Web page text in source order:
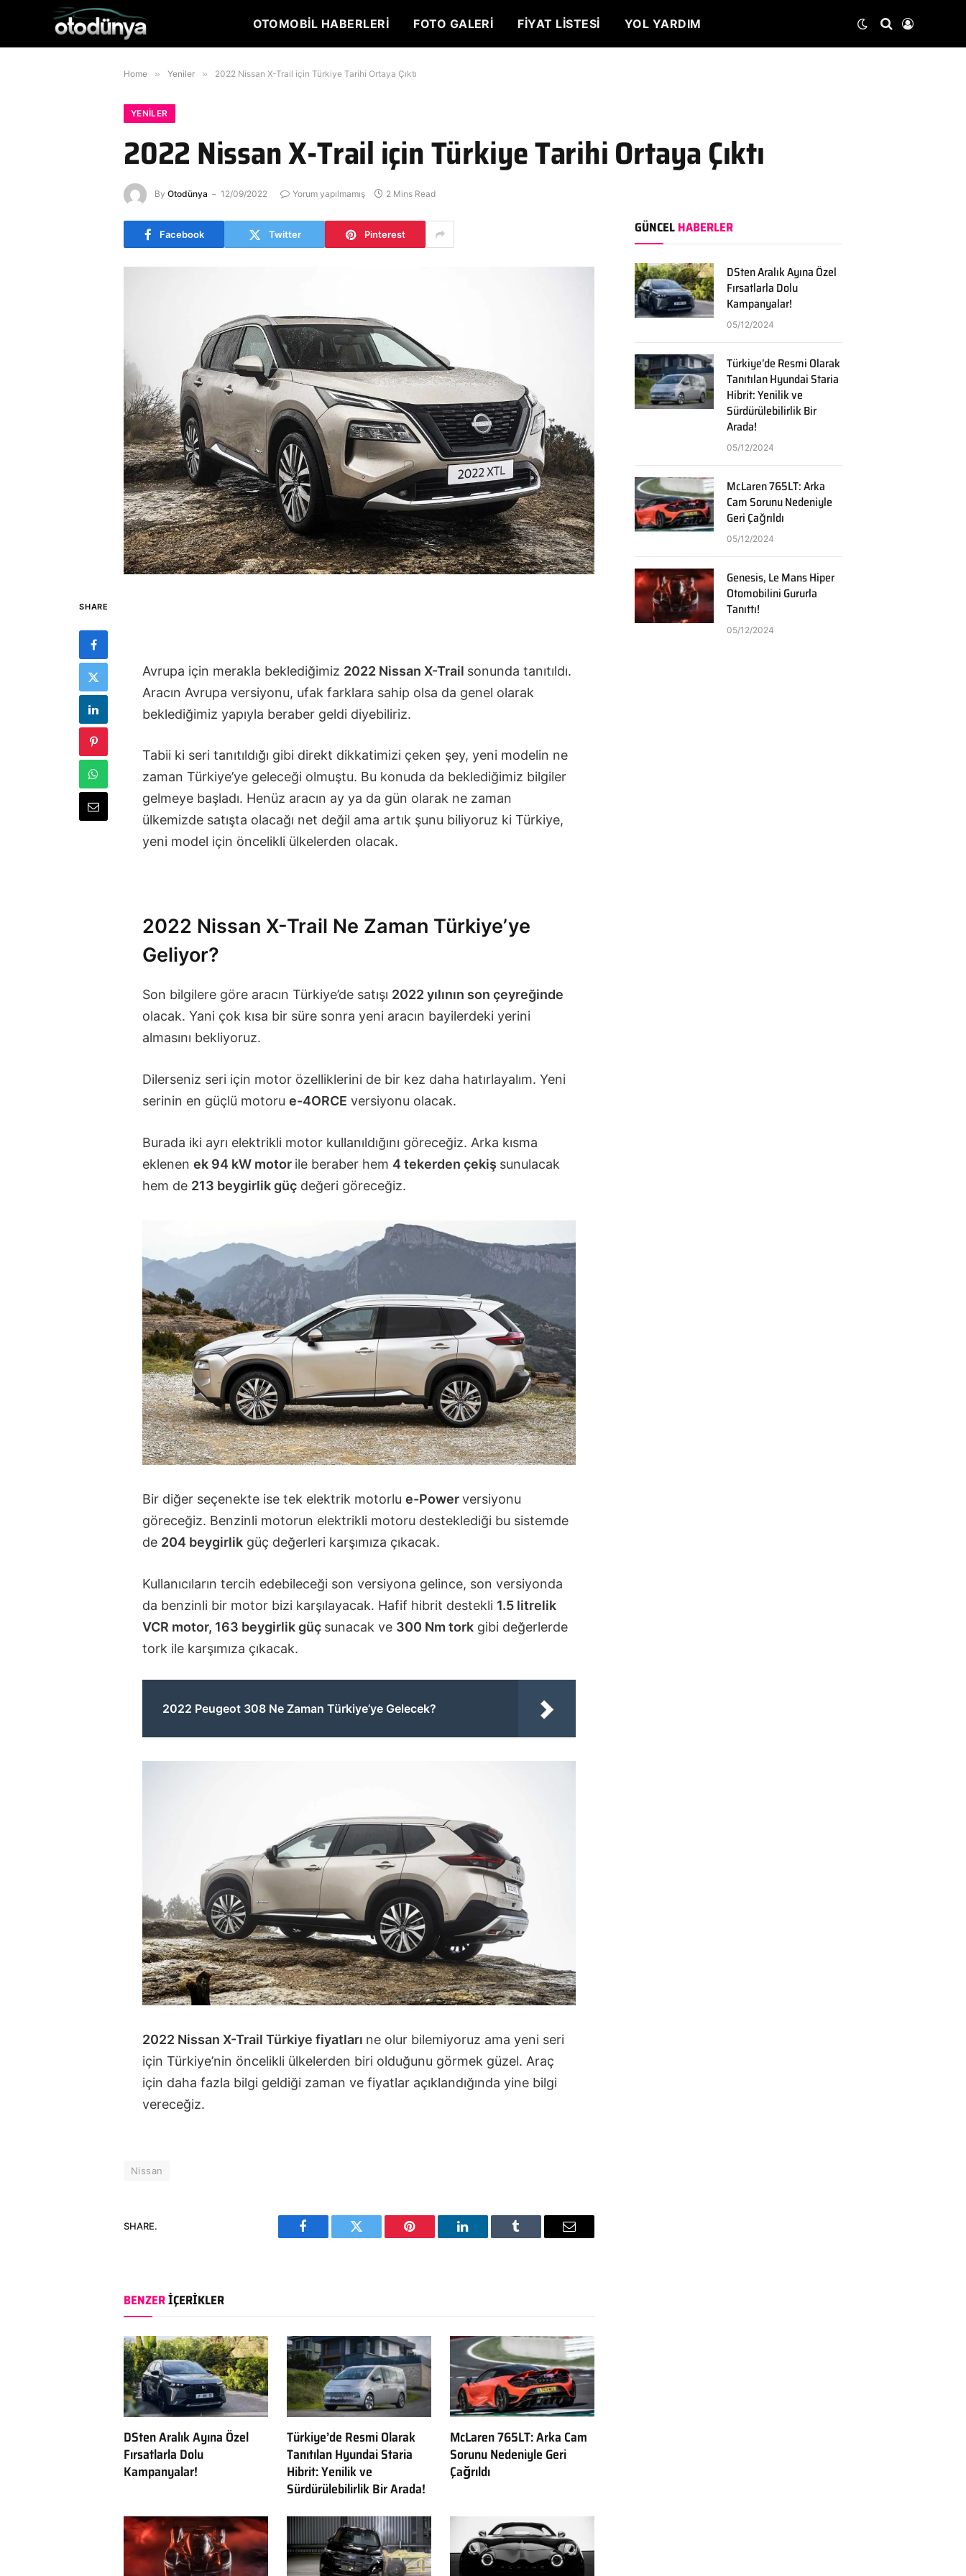
OTOMOBIL HABERLERI FOTO GALERI FIYAT LISTESI YOL YARDIM
Home » Yeniler » 2022 Nissan X-Trail için Türkiye Tarihi Ortaya Çıktı
YENILER
2022 Nissan X-Trail için Türkiye Tarihi Ortaya Çıktı
By Otodünya 12/09/2022 Yorum yapılmamış 2 Mins Read
Facebook Twitter Pinterest
SHARE
Avrupa için merakla beklediğimiz 2022 Nissan X-Trail sonunda tanıtıldı.
Aracın Avrupa versiyonu, ufak farklara sahip olsa da genel olarak
beklediğimiz yapıyla beraber geldi diyebiliriz.
Tabii ki seri tanıtıldığı gibi direkt dikkatimizi çeken şey, yeni modelin ne
zaman Türkiye’ye geleceği olmuştu. Bu konuda da beklediğimiz bilgiler
gelmeye başladı. Henüz aracın ay ya da gün olarak ne zaman
ülkemizde satışta olacağı net değil ama artık şunu biliyoruz ki Türkiye,
yeni model için öncelikli ülkelerden olacak.
2022 Nissan X-Trail Ne Zaman Türkiye’ye
Geliyor?
Son bilgilere göre aracın Türkiye’de satışı 2022 yılının son çeyreğinde
olacak. Yani çok kısa bir süre sonra yeni aracın bayilerdeki yerini
almasını bekliyoruz.
Dilerseniz seri için motor özelliklerini de bir kez daha hatırlayalım. Yeni
serinin en güçlü motoru e-4ORCE versiyonu olacak.
Burada iki ayrı elektrikli motor kullanıldığını göreceğiz. Arka kısma
eklenen ek 94 kW motor ile beraber hem 4 tekerden çekiş sunulacak
hem de 213 beygirlik güçdeğeri göreceğiz.
Bir diğer seçenekte ise tek elektrik motorlu e-Powerversiyonu
göreceğiz. Benzinli motorun elektrikli motoru desteklediği bu sistemde
de 204 beygirlikgüç değerleri karşımıza çıkacak.
Kullanıcıların tercih edebileceği son versiyona gelince, son versiyonda
da benzinli bir motor bizi karşılayacak. Hafif hibrit destekli 1.5 litrelik
VCR motor, 163 beygirlik güç sunacak ve 300 Nm torkgibi değerlerde
tork ile karşımıza çıkacak.
2022 Peugeot 308 Ne Zaman Türkiye’ye Gelecek?
2022 Nissan X-Trail Türkiye fiyatları ne olur bilemiyoruz ama yeni seri
için Türkiye’nin öncelikli ülkelerden biri olduğunu görmek güzel. Araç
için daha fazla bilgi geldiği zaman ve fiyatlar açıklandığında yine bilgi
vereceğiz.
Nissan
SHARE.
Facebook Twitter Pinterest LinkedIn Tumblr Email
BENZERİÇERIKLER
DSten Aralık Ayına Özel
Fırsatlarla Dolu
Kampanyalar!
Türkiye’de Resmi Olarak
Tanıtılan Hyundai Staria
Hibrit: Yenilik ve
Sürdürülebilirlik Bir Arada!
McLaren 765LT: Arka Cam
Sorunu Nedeniyle Geri
Çağrıldı
GÜNCELHABERLER
DSten Aralık Ayına Özel
Fırsatlarla Dolu
Kampanyalar!
05/12/2024
Türkiye’de Resmi Olarak
Tanıtılan Hyundai Staria
Hibrit: Yenilik ve
Sürdürülebilirlik Bir
Arada!
05/12/2024
McLaren 765LT: Arka
Cam Sorunu Nedeniyle
Geri Çağrıldı
05/12/2024
Genesis, Le Mans Hiper
Otomobilini Gururla
Tanıttı!
05/12/2024